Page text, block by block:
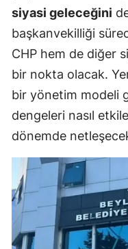
siyasi geleceğini
başkanvekilliği
CHP hem de diğer
bir nokta olacak.
bir yönetim modeli
dengeleri nasıl
dönemde